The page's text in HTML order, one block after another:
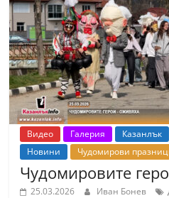
o
,
g
a
l
l
e
r
y
-
Видео Галерия Казанлък
Новини
Чудомирови
Чудомировите
25.03.2026 Иван Бонев